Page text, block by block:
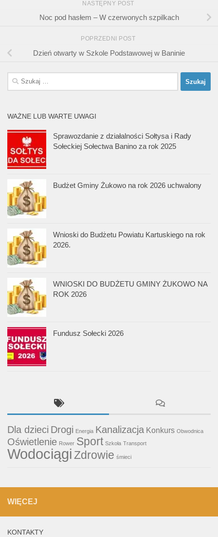
NASTĘPNY POST
Noc pod hasłem – W czerwonych szpilkach
POPRZEDNI POST
Dzień otwarty w Szkole Podstawowej w Baninie
Szukaj:
WAŻNE LUB WARTE UWAGI
Sprawozdanie z działalności Sołtysa i Rady
Sołeckiej Sołectwa Banino za rok 2025
Budżet Gminy Żukowo na rok 2026 uchwalony
Wnioski do Budżetu Powiatu Kartuskiego na rok
2026.
WNIOSKI DO BUDŻETU GMINY ŻUKOWO NA
ROK 2026
Fundusz Sołecki 2026
Dla dzieci Drogi Energia Kanalizacja Konkurs Obwodnica
Oświetlenie Rower Sport Szkoła Transport
WodociągiZdrowie śmieci
WIĘCEJ
KONTAKTY